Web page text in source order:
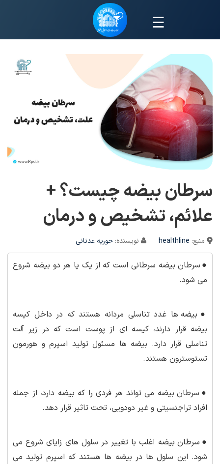
☰
سرطان بیضه چیست؟ +
علائم، تشخیص و درمان
منبع: healthline نویسنده: حوریه عدنانی
● سرطان بیضه سرطانی است که از یک یا هر دو بیضه شروع
می شود.
● بیضه ها غدد تناسلی مردانه هستند که در داخل کیسه
بیضه قرار دارند، کیسه ای از پوست است که در زیر آلت
تناسلی قرار دارد. بیضه ها مسئول تولید اسپرم و هورمون
تستوسترون هستند.
● سرطان بیضه می تواند هر فردی را که بیضه دارد، از جمله
افراد تراجنسیتی و غیر دودویی، تحت تاثیر قرار دهد.
● سرطان بیضه اغلب با تغییر در سلول های زایای شروع می
شود. این سلول ها در بیضه ها هستند که اسپرم تولید می